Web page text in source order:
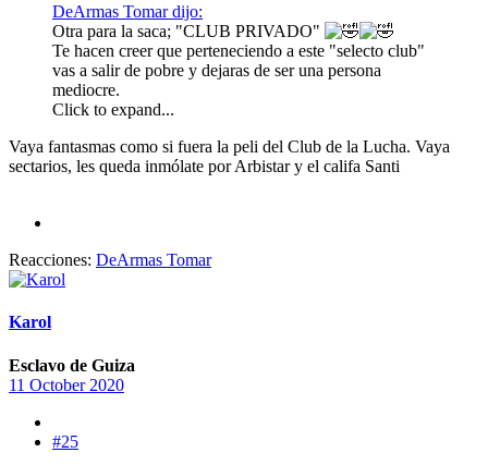
DeArmas Tomar dijo:
Otra para la saca; "CLUB PRIVADO"
Te hacen creer que perteneciendo a este "selecto club"
vas a salir de pobre y dejaras de ser una persona
mediocre.
Click to expand...
Vaya fantasmas como si fuera la peli del Club de la Lucha. Vaya
sectarios, les queda inmólate por Arbistar y el califa Santi
Reacciones: DeArmas Tomar
Karol
Esclavo de Guiza
11 October 2020
#25